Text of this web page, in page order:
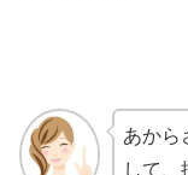
あから
して、